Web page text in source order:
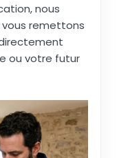
nous
remettons
ou votre futur